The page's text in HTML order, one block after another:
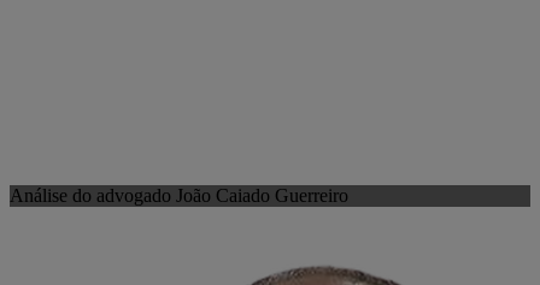
Análise do advogado João Caiado Guerreiro